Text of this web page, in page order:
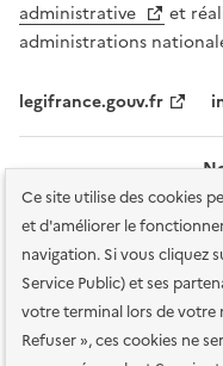
Ce site utilise des cookies
et d'améliorer le
navigation. Si vous cliquez
Service Public) et ses
votre terminal lors de votre
Refuser », ces cookies ne
administrative
et
administrations
legifrance.gouv.fr
Plan du site Accessibilité :